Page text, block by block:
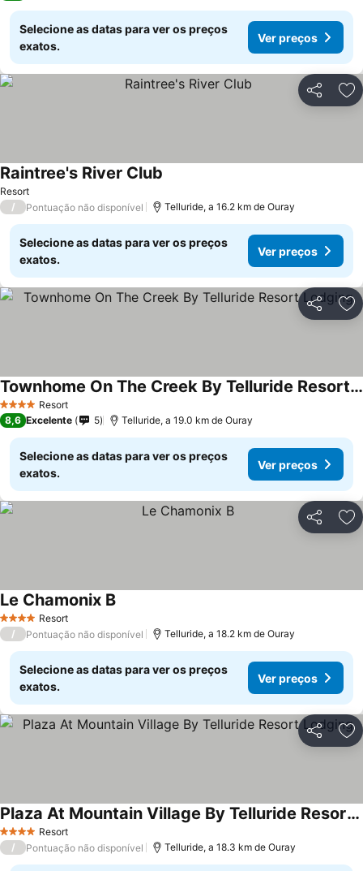
Selecione as datas para ver os preços
exatos.
Ver preços
Partilhar
Resort
Raintree's River Club
/ Pontuação não disponível Telluride, a 16.2 km de Ouray
Selecione as datas para ver os preços
exatos.
Ver preços
Partilhar
4 EstrelasResort
Townhome On The Creek By Telluride Resort Lodging
8,6 Excelente 5 Telluride, a 19.0 km de Ouray
Selecione as datas para ver os preços
exatos.
Ver preços
Partilhar
4 EstrelasResort
Le Chamonix B
/ Pontuação não disponível Telluride, a 18.2 km de Ouray
Selecione as datas para ver os preços
exatos.
Ver preços
Partilhar
4 EstrelasResort
Plaza At Mountain Village By Telluride Resort Lodging
/ Pontuação não disponível Telluride, a 18.3 km de Ouray